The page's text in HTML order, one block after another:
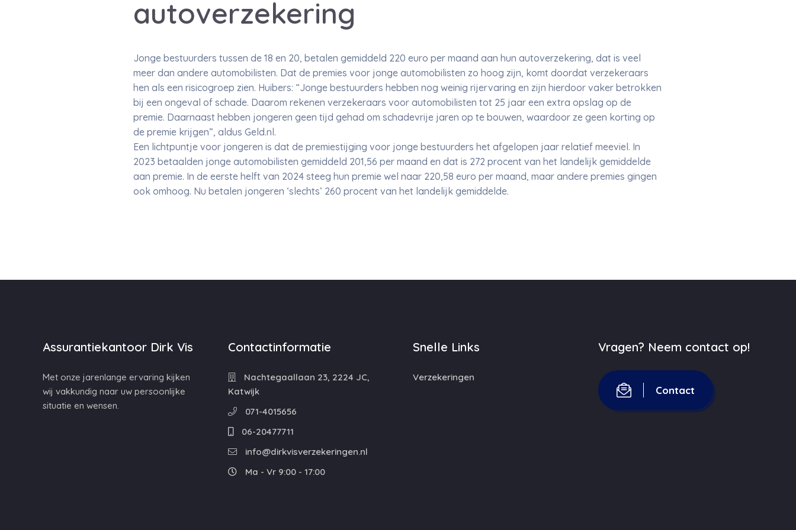
autoverzekering
Jonge bestuurders tussen de 18 en 20, betalen gemiddeld 220 euro per maand aan hun autoverzekering, dat is veel
meer dan andere automobilisten. Dat de premies voor jonge automobilisten zo hoog zijn, komt doordat verzekeraars
hen als een risicogroep zien. Huibers: “Jonge bestuurders hebben nog weinig rijervaring en zijn hierdoor vaker betrokken
bij een ongeval of schade. Daarom rekenen verzekeraars voor automobilisten tot 25 jaar een extra opslag op de
premie. Daarnaast hebben jongeren geen tijd gehad om schadevrije jaren op te bouwen, waardoor ze geen korting op
de premie krijgen”, aldus Geld.nl.
Een lichtpuntje voor jongeren is dat de premiestijging voor jonge bestuurders het afgelopen jaar relatief meeviel. In
2023 betaalden jonge automobilisten gemiddeld 201,56 per maand en dat is 272 procent van het landelijk gemiddelde
aan premie. In de eerste helft van 2024 steeg hun premie wel naar 220,58 euro per maand, maar andere premies gingen
ook omhoog. Nu betalen jongeren ‘slechts’ 260 procent van het landelijk gemiddelde.
Assurantiekantoor Dirk Vis
Met onze jarenlange ervaring kijken
wij vakkundig naar uw persoonlijke
situatie en wensen.
Contactinformatie
Nachtegaallaan 23, 2224 JC,
Katwijk
071-4015656
06-20477711
info@dirkvisverzekeringen.nl
Ma - Vr 9:00 - 17:00
Snelle Links
Verzekeringen
Vragen? Neem contact op!
Contact